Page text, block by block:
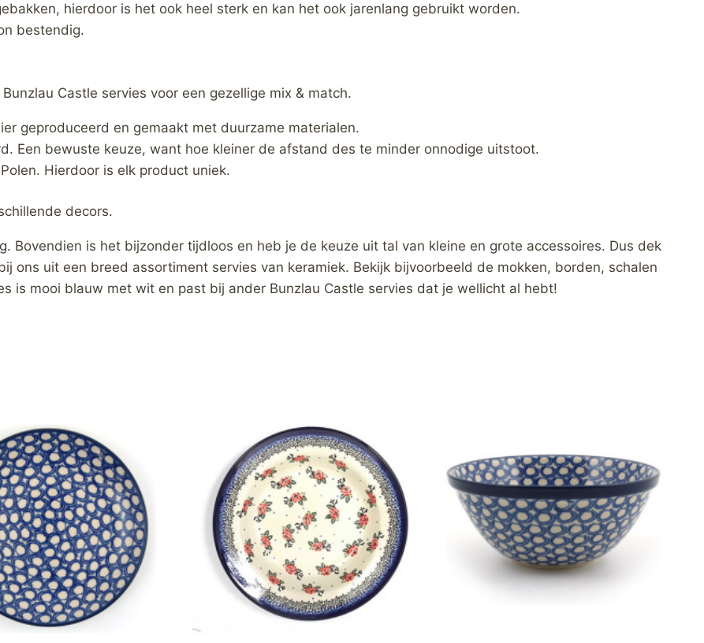
hierdoor is het ook heel sterk en kan het ook jarenlang gebruikt worden.
bestendig.
Castle servies voor een gezellige mix & match.
geproduceerd en gemaakt met duurzame materialen.
Een bewuste keuze, want hoe kleiner de afstand des te minder onnodige uitstoot.
Hierdoor is elk product uniek.
decors.
Bovendien is het bijzonder tijdloos en heb je de keuze uit tal van kleine en grote accessoires. Dus dek
ons uit een breed assortiment servies van keramiek. Bekijk bijvoorbeeld de mokken, borden, schalen
is mooi blauw met wit en past bij ander Bunzlau Castle servies dat je wellicht al hebt!